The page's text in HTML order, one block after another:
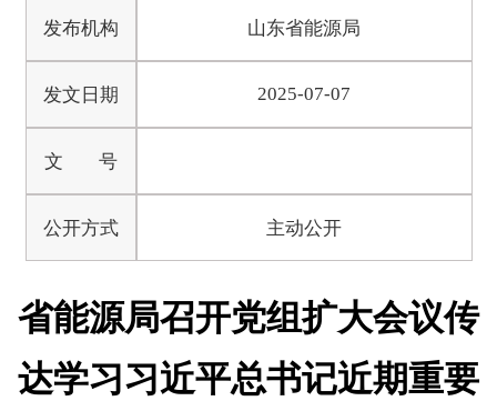
发布机构 山东省能源局
发文日期 2025-07-07
文 号
公开方式 主动公开
省能源局召开党组扩大会议传
达学习习近平总书记近期重要